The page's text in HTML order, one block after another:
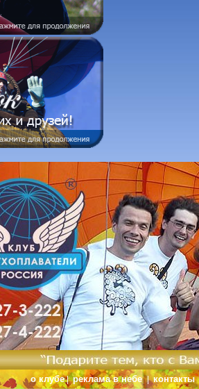
о клубе|реклама в небе|контакты